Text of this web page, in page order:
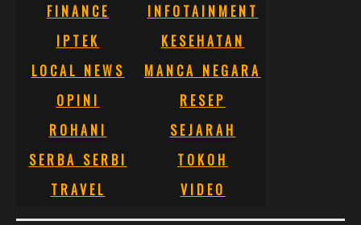
FINANCE
INFOTAINMENT
IPTEK
KESEHATAN
LOCAL NEWS
MANCA NEGARA
OPINI
RESEP
ROHANI
SEJARAH
SERBA SERBI
TOKOH
TRAVEL
VIDEO